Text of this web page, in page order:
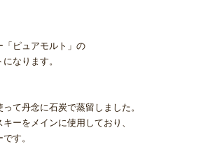
「ピュアモルト」の
なります。
て丹念に石炭で蒸留しました。
ーをメインに使用しており、
す。